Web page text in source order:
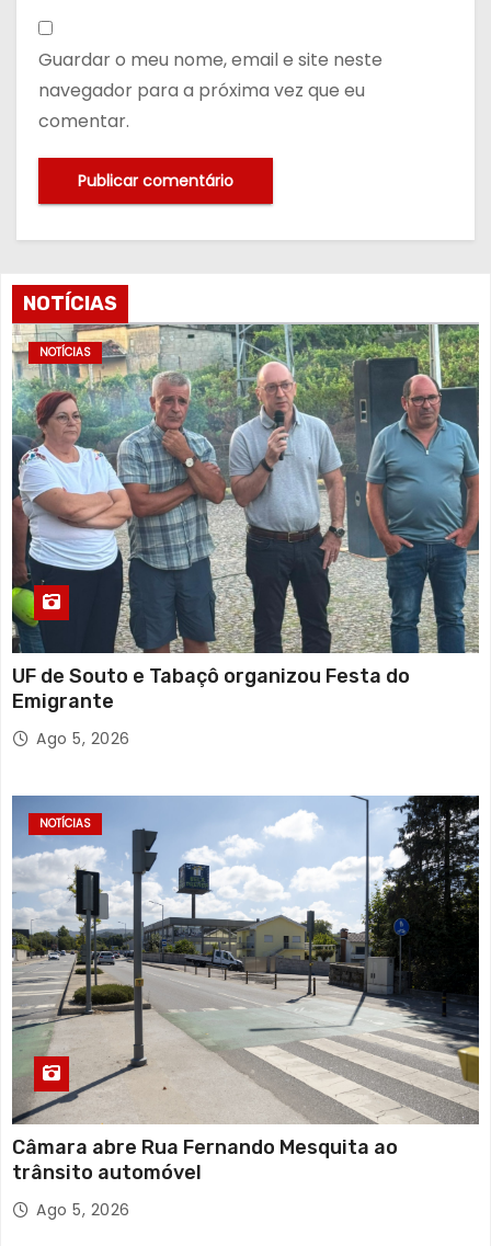
Guardar o meu nome, email e site neste
navegador para a próxima vez que eu
comentar.
NOTÍCIAS
NOTÍCIAS
UF de Souto e Tabaçô organizou Festa do
Emigrante
Ago 5, 2026
NOTÍCIAS
Câmara abre Rua Fernando Mesquita ao
trânsito automóvel
Ago 5, 2026